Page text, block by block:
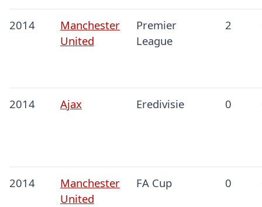
2014
Manchester
United
Premier
League
2
2014 Ajax Eredivisie 0
2014
Manchester
United
FA Cup 0